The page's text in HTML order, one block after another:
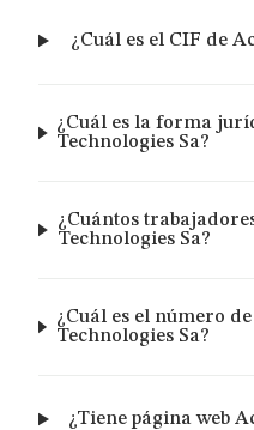
¿Cuál es el CIF de
¿Cuál es la forma
Technologies Sa?
¿Cuántos
Technologies Sa?
¿Cuál es el número
Technologies Sa?
¿Tiene página web